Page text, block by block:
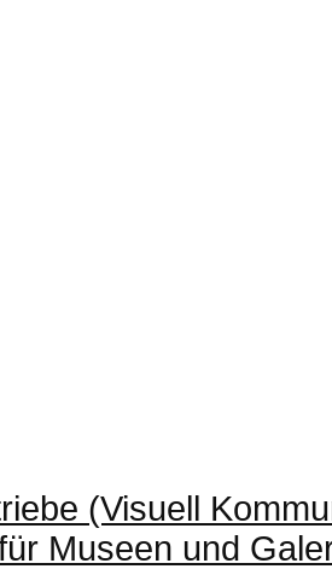
(Visuell
Museen und